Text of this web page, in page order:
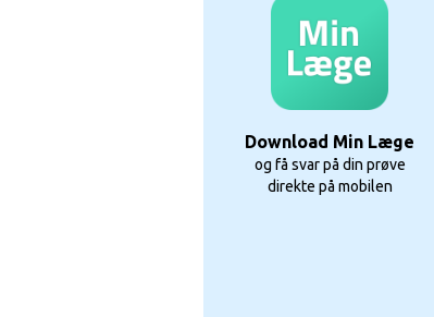
Download Min Læge
og få svar på din prøve
direkte på mobilen